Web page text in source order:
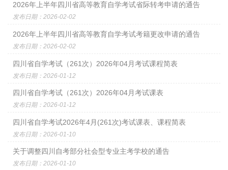
2026年上半年四川省高等教育自学考试省际转考申请的通告
发布日期：2026-02-02
2026年上半年四川省高等教育自学考试考籍更改申请的通告
发布日期：2026-02-02
四川省自学考试（261次）2026年04月考试课程简表
发布日期：2026-01-12
四川省自学考试（261次）2026年04月考试课表
发布日期：2026-01-12
四川省自学考试2026年4月(261次)考试课表、课程简表
发布日期：2026-01-10
关于调整四川自考部分社会型专业主考学校的通告
发布日期：2026-01-10